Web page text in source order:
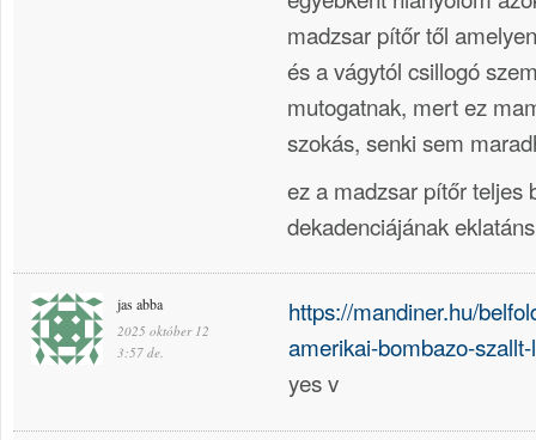
madzsar pítőr től
és a vágytól csillogó
mutogatnak, mert ez
szokás, senki sem
ez a madzsar pítőr teljes
dekadenciájának
jas abba
2025 október 12
3:57 de.
https://mandiner.hu/
amerikai-bombazo-
yes v